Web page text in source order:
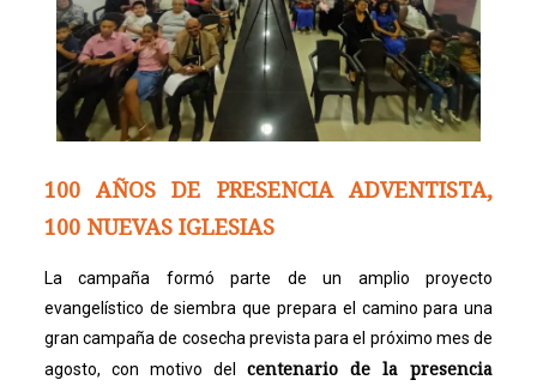
100 AÑOS DE PRESENCIA ADVENTISTA,
100 NUEVAS IGLESIAS
La campaña formó parte de un amplio proyecto
evangelístico de siembra que prepara el camino para una
gran campaña de cosecha prevista para el próximo mes de
agosto, con motivo delcentenario de la presencia